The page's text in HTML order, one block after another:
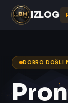
IZLOG
DOBRO DOŠLI